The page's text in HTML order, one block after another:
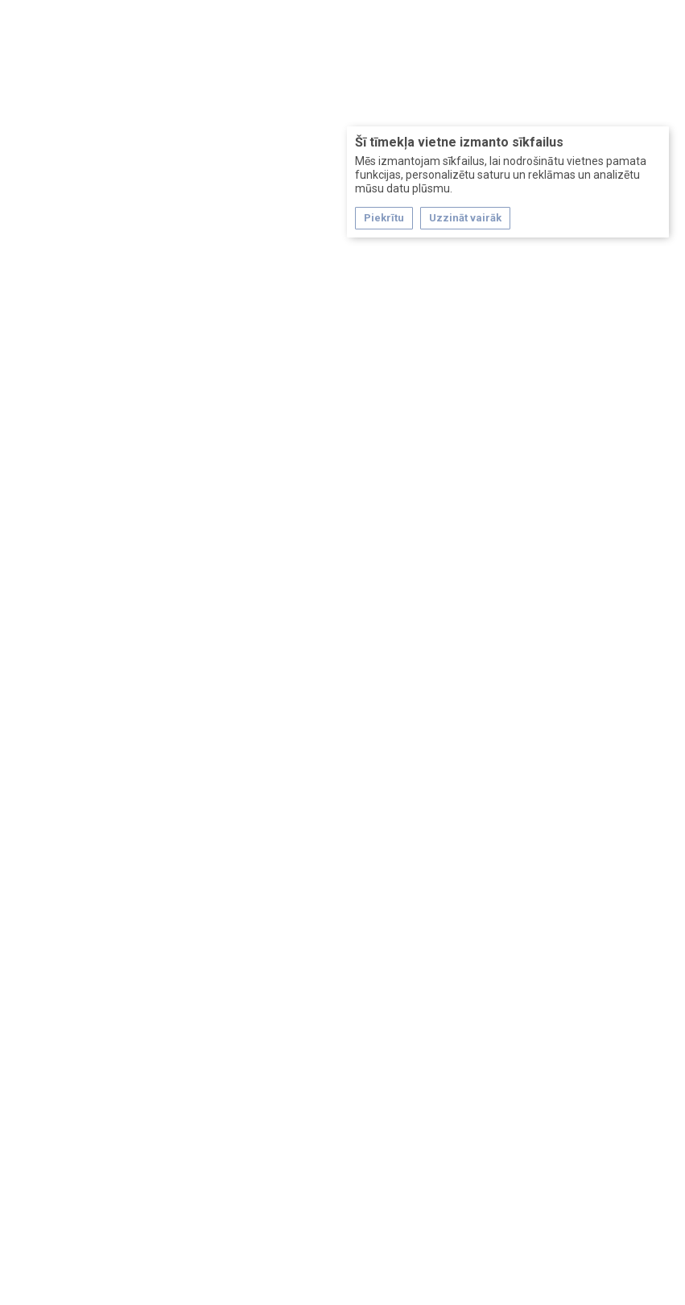
Šī tīmekļa vietne izmanto sīkfailus
Mēs izmantojam sīkfailus, lai nodrošinātu vietnes pamata
funkcijas, personalizētu saturu un reklāmas un analizētu
mūsu datu plūsmu.
Piekrītu Uzzināt vairāk